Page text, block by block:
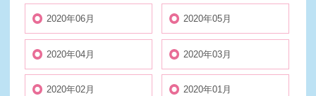
2020年06月 2020年05月
2020年04月 2020年03月
2020年02月 2020年01月